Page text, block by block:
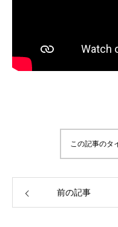
この記事のタ
前の記事